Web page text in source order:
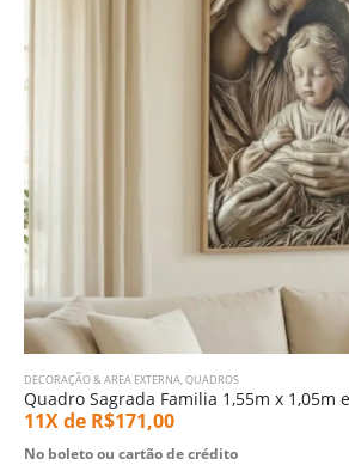
DECORAÇÃO & AREA EXTERNA,QUADROS
Quadro Sagrada Familia 1,55m x 1,05m
11X de R$171,00
No boleto ou cartão de crédito